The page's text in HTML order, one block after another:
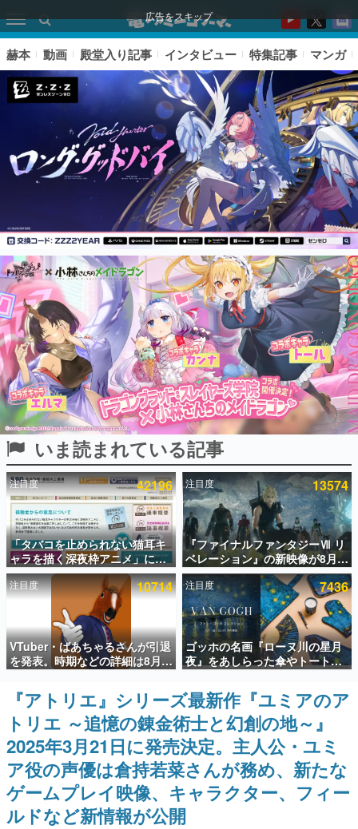
広告をスキップ
ピックアップ
電ファミのいま読まれている記事ランキング
アプリセール情報
インタビュー
連載・特集一覧
殿堂入り記事
SNS拡散数が数千以上！ ページビュー数万以上！ などな
ど。多くの人々に読まれた、電ファミ渾身の“殿堂入り”記
事をまとめました。
ゲームの企画書
名作ゲームクリエイターの方々に製作時のエピソードをお
聞きし、ヒットする企画（ゲーム）とは何か？を探ってい
きます。
赫本
この物語を解いてはいけない。『赫本』は、〈試験問題〉
の形をした短編ホラー小説集です。
新世代に訊く
これからのデジタルゲーム市場を担う若きクリエイター達
の姿を追い、彼らのルーツと情熱を探っていきます。
ゲーム世代の作家たち
ゲームに多大な影響を受けた作家さんに取材し、ゲームが
日本のコンテンツ産業やカルチャーに与えた影響を探る企
画です。
日本モバイルゲーム産業史
日本のモバイルゲーム史における主要なトピック・タイト
ルを網羅するほか、開発者へのインタビューや識者による
解説を掲載。約20年の歴史が一望できる決定版！
赫本 動画 殿堂入り記事 インタビュー 特集記事 マンガ
いま読まれている記事
注目度 42196
「タバコを止められない猫耳キ
ャラを描く深夜枠アニメ」に視
聴者の一部から批判意見。違法
薬物の使用と思しき描写も含め
て、BPOが議論を交わす
注目度 13574
『ファイナルファンタジーⅦ リ
ベレーション』の新映像が8月
26日早朝に公開へ。『FF7』リ
メイクシリーズの完結編、
「gamescom」のオープニング
ナイトライブにてディレクター
の浜口直樹氏が登壇する予定
注目度 10714
VTuber・ばあちゃるさんが引退
を発表。時期などの詳細は8月9
日15時からの配信で説明
注目度 7436
ゴッホの名画『ローヌ川の星月
夜』をあしらった傘やトートバ
ッグなどが登場。8月7日21時よ
り2日間限定で予約販売
『アトリエ』シリーズ最新作『ユミアのア
トリエ ～追憶の錬金術士と幻創の地～』
2025年3月21日に発売決定。主人公・ユミ
ア役の声優は倉持若菜さんが務め、新たな
ゲームプレイ映像、キャラクター、フィー
ルドなど新情報が公開